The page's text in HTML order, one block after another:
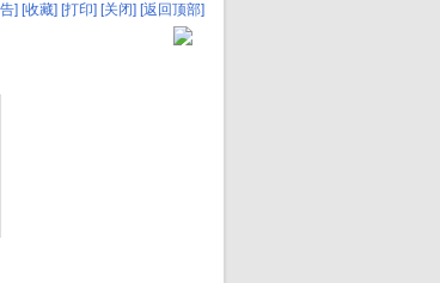
] [收藏] [打印] [关闭] [返回顶部]